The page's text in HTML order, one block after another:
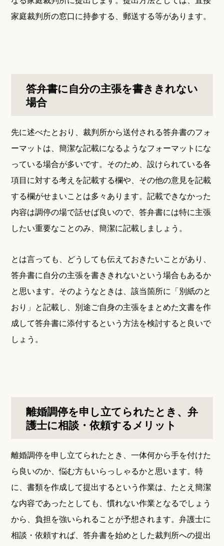
家庭裁判所の窓口に持参する、郵送する等があります。
答弁書に自分の主張を書ききれない
場合
先に述べたとおり、裁判所から送付される答弁書のフォ
ーマットは、簡潔な記載になるようなフォーマットにな
っている場合が多いです。そのため、設けられている各
項目に対する考えを記載する欄や、その他の意見を記載
する欄がせまいことは多々あります。記載できなかった
内容は調停の場で話せば良いので、答弁書には特に主張
したい重要なことのみ、簡潔に記載しましょう。
とは言っても、どうしても伝えておきたいことがあり、
答弁書に自分の主張を書ききれないという場合もあるか
と思います。そのようなときは、該当箇所に「別紙のと
おり」と記載し、別途ご自身の主張をまとめた文書を作
成して答弁書に添付するという方法を検討すると良いで
しょう。
離婚調停を申し立てられたとき、弁
護士に相談・依頼するメリット
離婚調停を申し立てられたとき、一体何から手を付けた
ら良いのか、悩む方もいらっしゃるかと思います。特
に、書類を作成して提出するという作業は、たとえ簡潔
な内容であったとしても、慣れない作業となるでしょう
から、負担を強いられることが予想されます。弁護士に
相談・依頼すれば、答弁書を始めとした裁判所への提出